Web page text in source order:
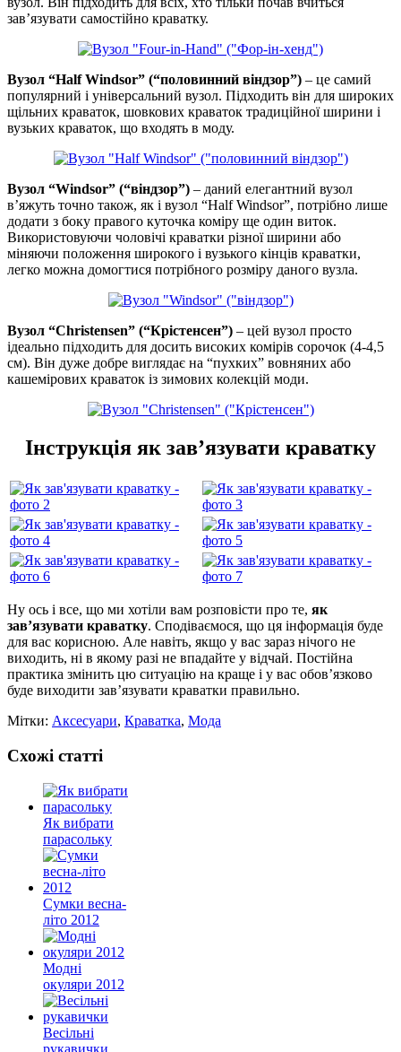
зав’язувати самостійно краватку.
Вузол “Half Windsor” (“половинний віндзор”) – це самий
популярний і універсальний вузол. Підходить він для широких
щільних краваток, шовкових краваток традиційної ширини і
вузьких краваток, що входять в моду.
Вузол “Windsor” (“віндзор”) – даний елегантний вузол
в’яжуть точно також, як і вузол “Half Windsor”, потрібно лише
додати з боку правого куточка коміру ще один виток.
Використовуючи чоловічі краватки різної ширини або
міняючи положення широкого і вузького кінців краватки,
легко можна домогтися потрібного розміру даного вузла.
Вузол “Christensen” (“Крістенсен”) – цей вузол просто
ідеально підходить для досить високих комірів сорочок (4-4,5
см). Він дуже добре виглядає на “пухких” вовняних або
кашемірових краваток із зимових колекцій моди.
Інструкція як зав’язувати краватку
Ну ось і все, що ми хотіли вам розповісти про те, як
зав’язувати краватку. Сподіваємося, що ця інформація буде
для вас корисною. Але навіть, якщо у вас зараз нічого не
виходить, ні в якому разі не впадайте у відчай. Постійна
практика змінить цю ситуацію на краще і у вас обов’язково
буде виходити зав’язувати краватки правильно.
Мітки: Аксесуари, Краватка, Мода
Схожі статті
Як вибрати
парасольку
Сумки весна-
літо 2012
Модні
окуляри 2012
Весільні
рукавички